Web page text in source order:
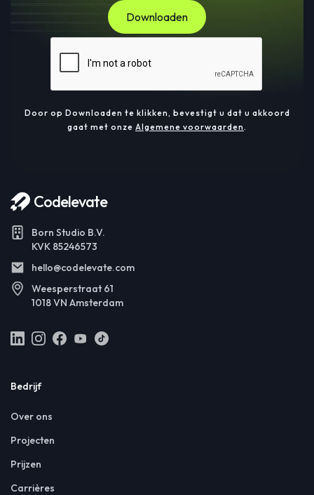
Door op Downloaden te klikken, bevestigt u dat u akkoord
gaat met onze Algemene voorwaarden .
Codelevate
Born Studio B.V.
KVK 85246573
hello@codelevate.com
Weesperstraat 61
1018 VN Amsterdam
Bedrijf
Over ons
Projecten
Prijzen
Carrières